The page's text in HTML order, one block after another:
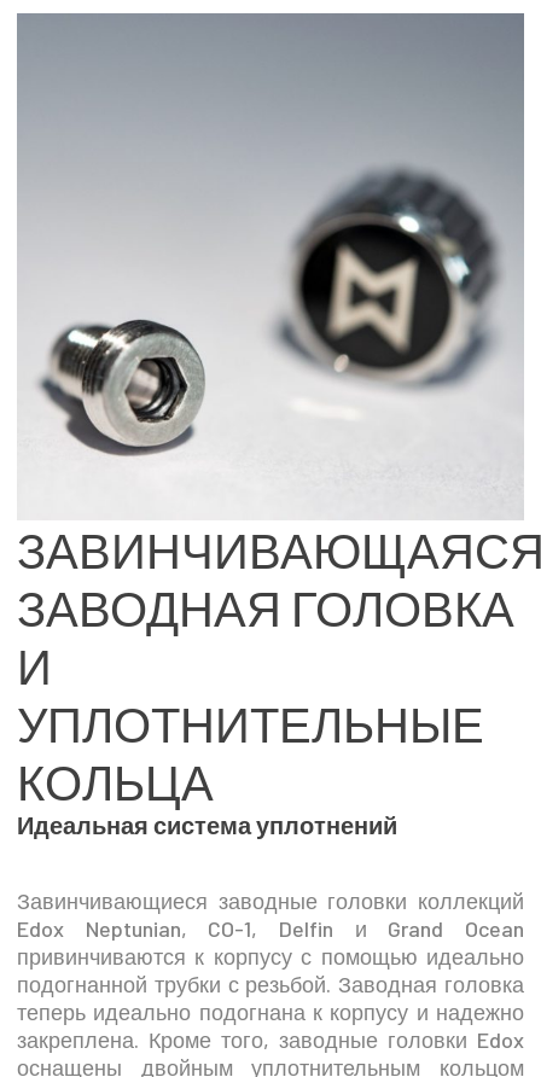
ЗАВОДНАЯ ГОЛОВКА
И
УПЛОТНИТЕЛЬНЫЕ
КОЛЬЦА
Идеальная система уплотнений
Завинчивающиеся заводные головки коллекций
Edox Neptunian, CO-1, Delfin и Grand Ocean
привинчиваются к корпусу с помощью идеально
подогнанной трубки с резьбой. Заводная головка
теперь идеально подогнана к корпусу и надежно
закреплена. Кроме того, заводные головки Edox
оснащены двойным уплотнительным кольцом